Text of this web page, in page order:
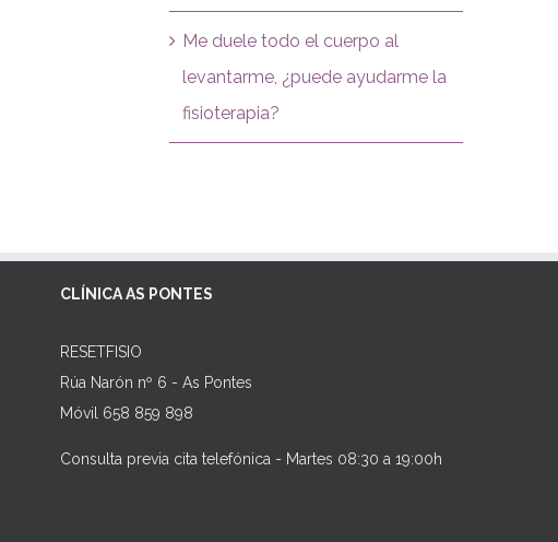
Me duele todo el cuerpo al
levantarme, ¿puede ayudarme la
fisioterapia?
CLÍNICA AS PONTES
RESETFISIO
Rúa Narón nº 6 - As Pontes
Móvil 658 859 898
Consulta previa cita telefónica - Martes 08:30 a 19:00h